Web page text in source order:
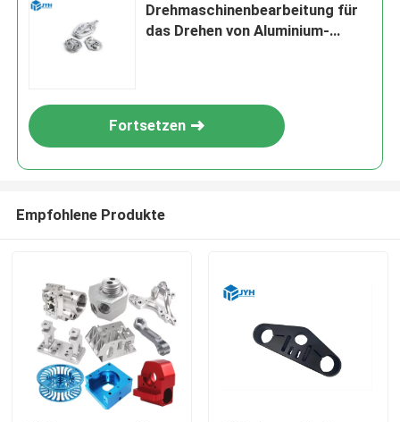
Drehmaschinenbearbeitung für
das Drehen von Aluminium-
Fortsetzen
Empfohlene Produkte